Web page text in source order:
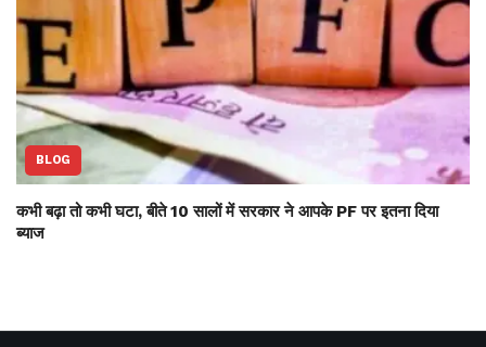
BLOG
कभी बढ़ा तो कभी घटा, बीते 10 सालों में सरकार ने आपके PF पर इतना दिया
ब्याज